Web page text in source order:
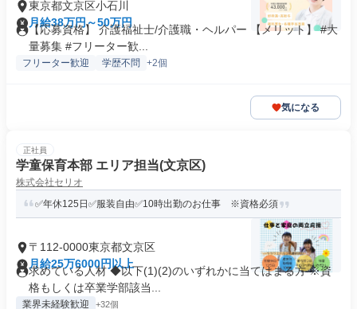
東京都文京区小石川
月給38万円～50万円
【応募資格】 介護福祉士/介護職・ヘルパー 【メリット】 #大
量募集 #フリーター歓...
フリーター歓迎 学歴不問 +2個
気になる
正社員
学童保育本部 エリア担当(文京区)
株式会社セリオ
✅年休125日✅服装自由✅10時出勤のお仕事 ※資格必須
〒112-0000東京都文京区
月給25万6000円以上
求めている人材 ◆以下(1)(2)のいずれかに当てはまる方 ※資
格もしくは卒業学部該当...
業界未経験歓迎 +32個